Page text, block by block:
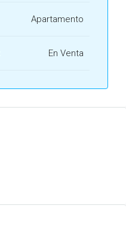
Apartamento
En Venta